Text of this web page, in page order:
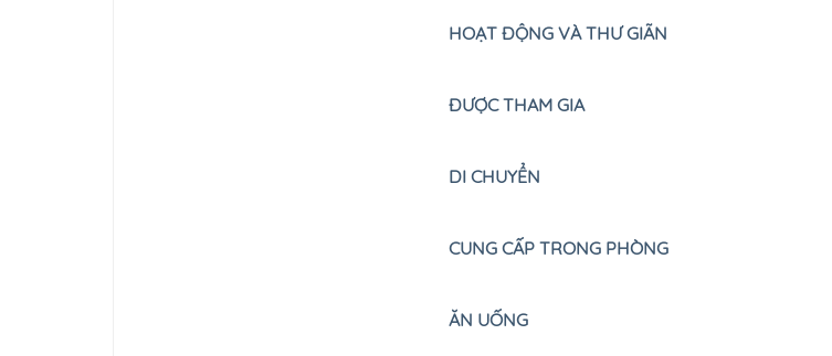
HOẠT ĐỘNG VÀ THƯ GIÃN
ĐƯỢC THAM GIA
DI CHUYỂN
CUNG CẤP TRONG PHÒNG
ĂN UỐNG